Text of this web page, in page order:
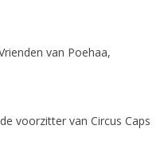
van Poehaa,
voorzitter van Circus Caps